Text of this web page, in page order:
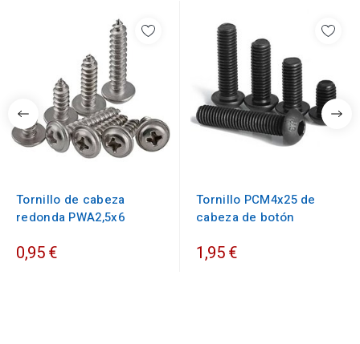
Tornillo de cabeza
redonda PWA2,5x6
0,95 €
Tornillo PCM4x25 de
cabeza de botón
1,95 €